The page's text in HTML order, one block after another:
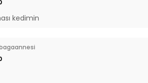
kedimin